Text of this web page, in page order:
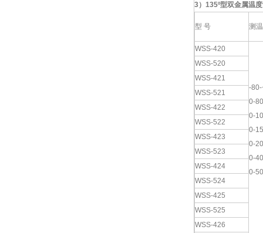
3） 135º型双金属温
型 号 测
WSS-420
-
0-80
0-
0-
0-
0-
0-
WSS-520
WSS-421
WSS-521
WSS-422
WSS-522
WSS-423
WSS-523
WSS-424
WSS-524
WSS-425
WSS-525
WSS-426